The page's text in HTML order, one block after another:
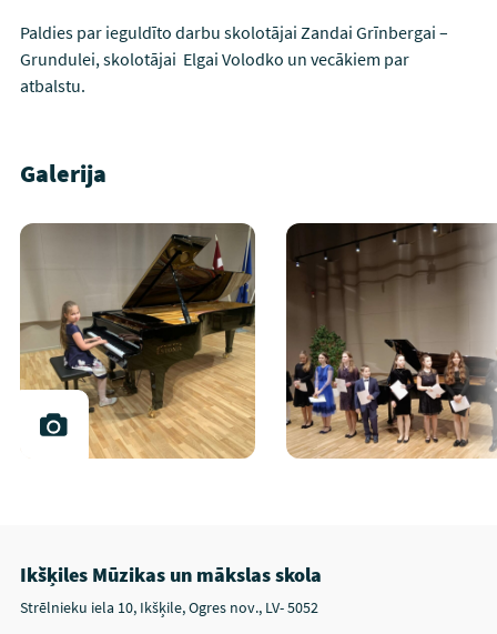
Paldies par ieguldīto darbu skolotājai Zandai Grīnbergai –
Grundulei, skolotājai Elgai Volodko un vecākiem par
atbalstu.
Galerija
Ikšķiles Mūzikas un mākslas skola
Strēlnieku iela 10, Ikšķile, Ogres nov., LV- 5052